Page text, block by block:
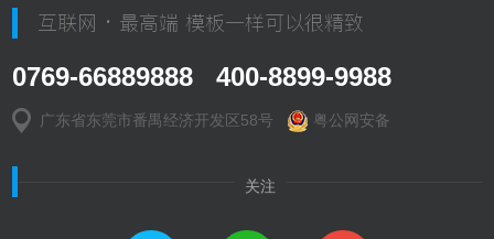
互联网 · 最高端 模板一样可以很精致
0769-66889888 400-8899-9988
广东省东莞市番禺经济开发区58号 粤公网安备
关注